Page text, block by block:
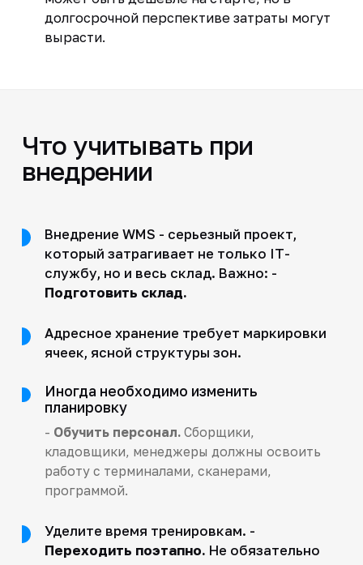
долгосрочной перспективе затраты могут
вырасти.
Что учитывать при
внедрении
Внедрение WMS - серьезный проект,
который затрагивает не только IT-
службу, но и весь склад. Важно: -
Подготовить склад.
Адресное хранение требует маркировки
ячеек, ясной структуры зон.
Иногда необходимо изменить
планировку
- Обучить персонал.Сборщики,
кладовщики, менеджеры должны освоить
работу с терминалами, сканерами,
программой.
Уделите время тренировкам. -
Переходить поэтапно. Не обязательно